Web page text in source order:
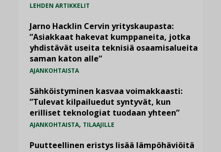
LEHDEN ARTIKKELIT
Jarno Hacklin Cervin yrityskaupasta:
”Asiakkaat hakevat kumppaneita, jotka
yhdistävät useita teknisiä osaamisalueita
saman katon alle”
AJANKOHTAISTA
Sähköistyminen kasvaa voimakkaasti:
”Tulevat kilpailuedut syntyvät, kun
erilliset teknologiat tuodaan yhteen”
AJANKOHTAISTA, TILAAJILLE
Puutteellinen eristys lisää lämpöhäviöitä